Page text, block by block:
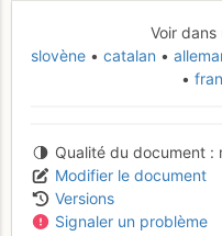
Voir
slovène
catalan
Qualité du document
Modifier le document
Versions
Signaler un problème